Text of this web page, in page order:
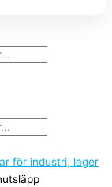
för industri, lager